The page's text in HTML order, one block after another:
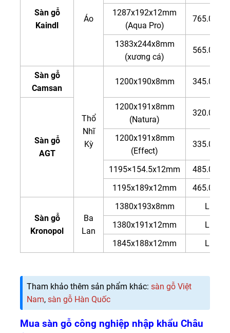
Sàn gỗ
Kaindl
Áo
1287x192x12mm
(Aqua Pro)
765.000đ
1383x244x8mm
(xương cá)
565.000đ
Sàn gỗ
Camsan
Thổ
Nhĩ
Kỳ
1200x190x8mm 345.000đ
Sàn gỗ
AGT
1200x191x8mm
(Natura)
320.000đ
1200x191x8mm
(Effect)
335.000đ
1195×154.5x12mm
485.000đ
1195x189x12mm
465.000đ
Sàn gỗ
Kronopol
Ba
Lan
1380x193x8mm
LH
1380x191x12mm
LH
1845x188x12mm
LH
Tham khảo thêm sản phẩm khác: sàn gỗ Việt
Nam, sàn gỗ Hàn Quốc
Mua sàn gỗ công nghiệp nhập khẩu Châu